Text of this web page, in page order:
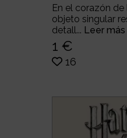
En el corazón
objeto singular
detall... Leer más
1 €
16